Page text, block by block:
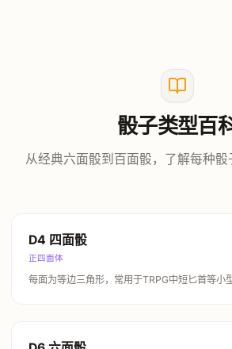
骰子类型百
从经典六面骰到百面骰，了解每种骰
D4 四面骰
正四面体
每面为等边三角形，常用于TRPG中短匕首等小